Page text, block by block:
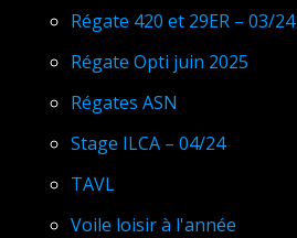
Régate 420 et 29ER – 03/24
Régate Opti juin 2025
Régates ASN
Stage ILCA – 04/24
TAVL
Voile loisir à l'année